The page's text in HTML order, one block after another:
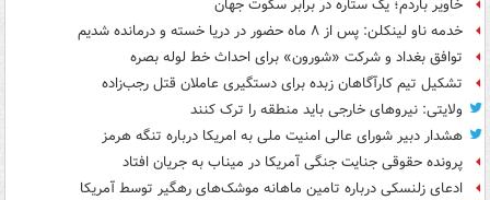
خاویر باردم؛ یک ستاره در برابر سکوت جهان
خدمه ناو لینکلن: پس از ۸ ماه حضور در دریا خسته و درمانده‌ شدیم
توافق بغداد و شرکت «شورون» برای احداث خط لوله بصره
تشکیل تیم کارآگاهان زبده برای دستگیری عاملان قتل رجب‌زاده
ولایتی: نیروهای خارجی باید منطقه را ترک کنند
هشدار دبیر شورای عالی امنیت ملی به امریکا درباره تنگه هرمز
پرونده حقوقی جنایت جنگی آمریکا در میناب به جریان افتاد
ادعای زلنسکی درباره تامین ماهانه موشک‌های رهگیر توسط آمریکا